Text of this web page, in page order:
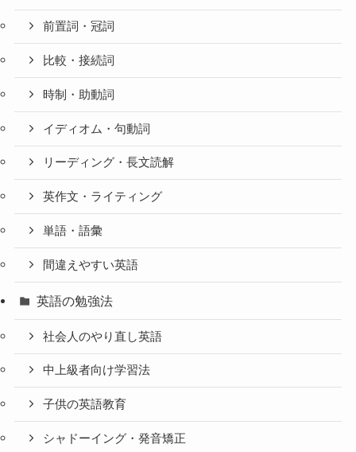
前置詞・冠詞
比較・接続詞
時制・助動詞
イディオム・句動詞
リーディング・長文読解
英作文・ライティング
単語・語彙
間違えやすい英語
英語の勉強法
社会人のやり直し英語
中上級者向け学習法
子供の英語教育
シャドーイング・発音矯正